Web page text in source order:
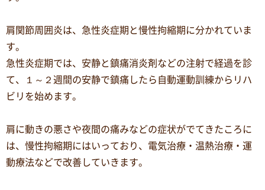
肩関節周囲炎は、急性炎症期と慢性拘縮期に分かれていま
す。
急性炎症期では、安静と鎮痛消炎剤などの注射で経過を診
て、１～２週間の安静で鎮痛したら自動運動訓練からリハ
ビリを始めます。
肩に動きの悪さや夜間の痛みなどの症状がでてきたころに
は、慢性拘縮期にはいっており、電気治療・温熱治療・運
動療法などで改善していきます。